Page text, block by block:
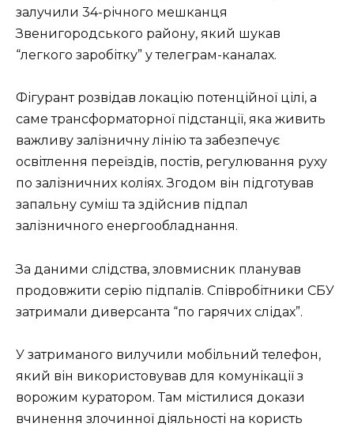
залучили 34-річного мешканця
Звенигородського району, який шукав
“легкого заробітку” у телеграм-каналах.
Фігурант розвідав локацію потенційної цілі, а
саме трансформаторної підстанції, яка живить
важливу залізничну лінію та забезпечує
освітлення переїздів, постів, регулювання руху
по залізничних коліях. Згодом він підготував
запальну суміш та здійснив підпал
залізничного енергообладнання.
За даними слідства, зловмисник планував
продовжити серію підпалів. Співробітники СБУ
затримали диверсанта “по гарячих слідах”.
У затриманого вилучили мобільний телефон,
який він використовував для комунікації з
ворожим куратором. Там містилися докази
вчинення злочинної діяльності на користь